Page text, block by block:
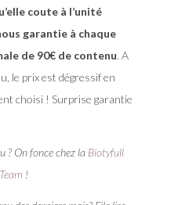
coute à l’unité
garantie à chaque
de 90€ de contenu. A
le prix est dégressif en
choisi ! Surprise garantie
? On fonce chez la Biotyfull
Team !